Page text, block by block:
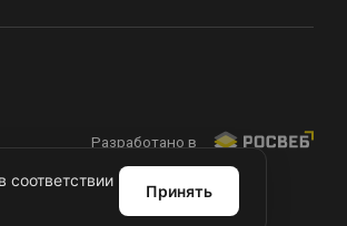
Разработано в
Принять